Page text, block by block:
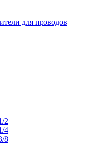
для проводов
2
4
8